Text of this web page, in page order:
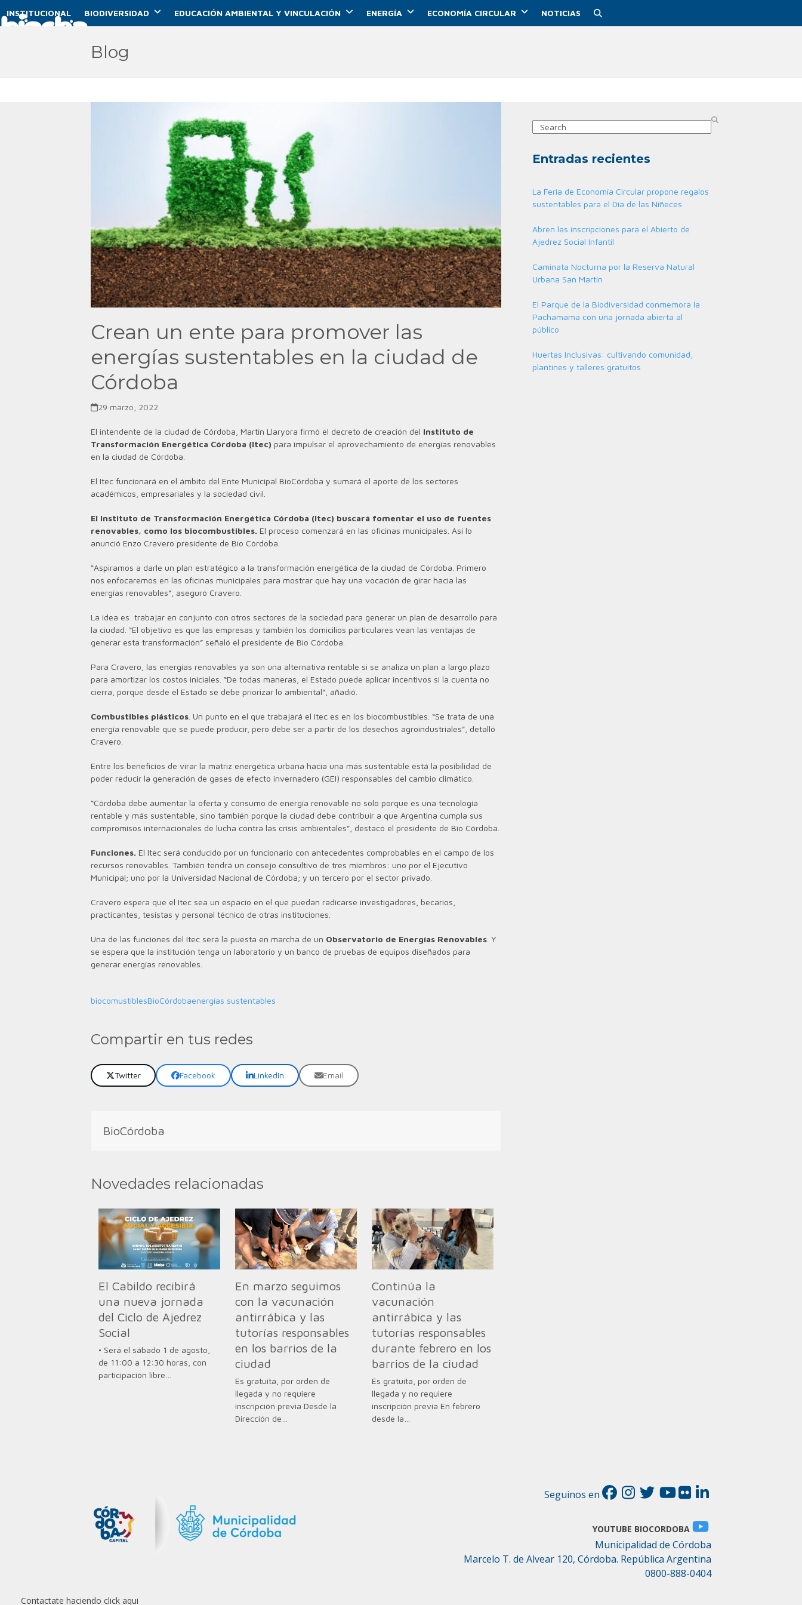
to
INSTITUCIONAL BIODIVERSIDAD EDUCACIÓN AMBIENTAL Y VINCULACIÓN ENERGÍA ECONOMÍA CIRCULAR NOTICIAS
Blog
Crean un ente para promover las
energías sustentables en la ciudad de
Córdoba
29 marzo, 2022
El intendente de la ciudad de Córdoba, Martín Llaryora firmó el decreto de creación del Instituto de
Transformación Energética Córdoba (Itec) para impulsar el aprovechamiento de energías renovables
en la ciudad de Córdoba.
El Itec funcionará en el ámbito del Ente Municipal BioCórdoba y sumará el aporte de los sectores
académicos, empresariales y la sociedad civil.
El Instituto de Transformación Energética Córdoba (Itec) buscará fomentar el uso de fuentes
renovables, como los biocombustibles. El proceso comenzará en las oficinas municipales. Así lo
anunció Enzo Cravero presidente de Bio Córdoba.
“Aspiramos a darle un plan estratégico a la transformación energética de la ciudad de Córdoba. Primero
nos enfocaremos en las oficinas municipales para mostrar que hay una vocación de girar hacia las
energías renovables”, aseguró Cravero.
La idea es trabajar en conjunto con otros sectores de la sociedad para generar un plan de desarrollo para
la ciudad. “El objetivo es que las empresas y también los domicilios particulares vean las ventajas de
generar esta transformación” señaló el presidente de Bio Córdoba.
Para Cravero, las energías renovables ya son una alternativa rentable si se analiza un plan a largo plazo
para amortizar los costos iniciales. “De todas maneras, el Estado puede aplicar incentivos si la cuenta no
cierra, porque desde el Estado se debe priorizar lo ambiental”, añadió.
Combustibles plásticos . Un punto en el que trabajará el Itec es en los biocombustibles. “Se trata de una
energía renovable que se puede producir, pero debe ser a partir de los desechos agroindustriales”, detalló
Cravero.
Entre los beneficios de virar la matriz energética urbana hacia una más sustentable está la posibilidad de
poder reducir la generación de gases de efecto invernadero (GEI) responsables del cambio climático.
“Córdoba debe aumentar la oferta y consumo de energía renovable no solo porque es una tecnología
rentable y más sustentable, sino también porque la ciudad debe contribuir a que Argentina cumpla sus
compromisos internacionales de lucha contra las crisis ambientales”, destacó el presidente de Bio Córdoba.
Funciones. El Itec será conducido por un funcionario con antecedentes comprobables en el campo de los
recursos renovables. También tendrá un consejo consultivo de tres miembros: uno por el Ejecutivo
Municipal; uno por la Universidad Nacional de Córdoba; y un tercero por el sector privado.
Cravero espera que el Itec sea un espacio en el que puedan radicarse investigadores, becarios,
practicantes, tesistas y personal técnico de otras instituciones.
Una de las funciones del Itec será la puesta en marcha de un Observatorio de Energías Renovables . Y
se espera que la institución tenga un laboratorio y un banco de pruebas de equipos diseñados para
generar energías renovables.
biocomustiblesBioCórdobaenergías sustentables
Compartir en tus redes
Twitter Facebook LinkedIn Email
BioCórdoba
Novedades relacionadas
El Cabildo recibirá
una nueva jornada
del Ciclo de Ajedrez
Social
• Será el sábado 1 de agosto,
de 11:00 a 12:30 horas, con
participación libre…
En marzo seguimos
con la vacunación
antirrábica y las
tutorías responsables
en los barrios de la
ciudad
Es gratuita, por orden de
llegada y no requiere
inscripción previa Desde la
Dirección de…
Continúa la
vacunación
antirrábica y las
tutorías responsables
durante febrero en los
barrios de la ciudad
Es gratuita, por orden de
llegada y no requiere
inscripción previa En febrero
desde la…
Search
Entradas recientes
La Feria de Economía Circular propone regalos
sustentables para el Día de las Niñeces
Abren las inscripciones para el Abierto de
Ajedrez Social Infantil
Caminata Nocturna por la Reserva Natural
Urbana San Martín
El Parque de la Biodiversidad conmemora la
Pachamama con una jornada abierta al
público
Huertas Inclusivas: cultivando comunidad,
plantines y talleres gratuitos
Contactate haciendo click aqui
Seguinos en
YOUTUBE BIOCORDOBA
Municipalidad de Córdoba
Marcelo T. de Alvear 120, Córdoba. República Argentina
0800-888-0404